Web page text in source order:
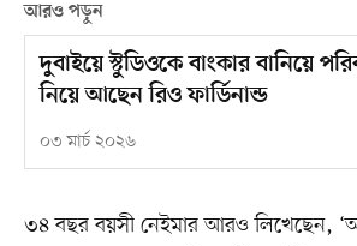
আরও পড়ুন
দুবাইয়ে স্টুডিওকে বাংকার বানিয়ে
নিয়ে আছেন রিও ফার্ডিনান্ড
০৩ মার্চ ২০২৬
৩৪ বছর বয়সী নেইমার আরও লিখেছেন,